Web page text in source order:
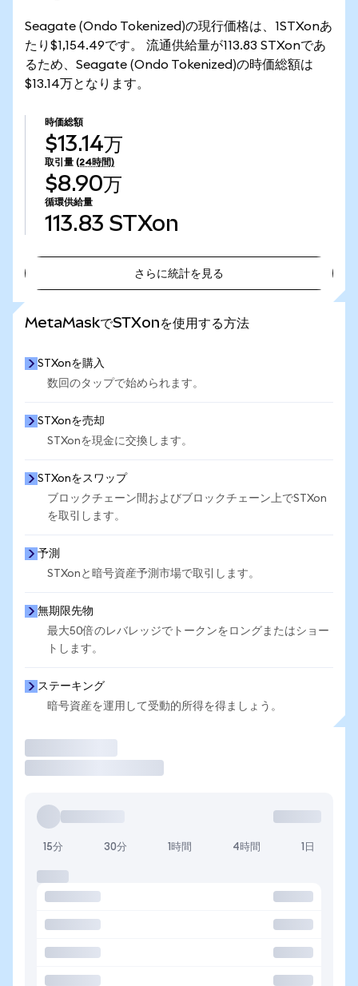
Seagate (Ondo Tokenized)の現行価格は、1STXonあ
たり$1,154.49です。 流通供給量が113.83 STXonであ
るため、Seagate (Ondo Tokenized)の時価総額は
$13.14万となります。
時価総額
$13.14万
取引量 (24時間)
$8.90万
循環供給量
113.83 STXon
さらに統計を見る
MetaMaskでSTXonを使用する方法
STXonを購入
数回のタップで始められます。
STXonを売却
STXonを現金に交換します。
STXonをスワップ
ブロックチェーン間およびブロックチェーン上でSTXon
を取引します。
予測
STXonと暗号資産予測市場で取引します。
無期限先物
最大50倍のレバレッジでトークンをロングまたはショー
トします。
ステーキング
暗号資産を運用して受動的所得を得ましょう。
15分 30分 1時間 4時間 1日